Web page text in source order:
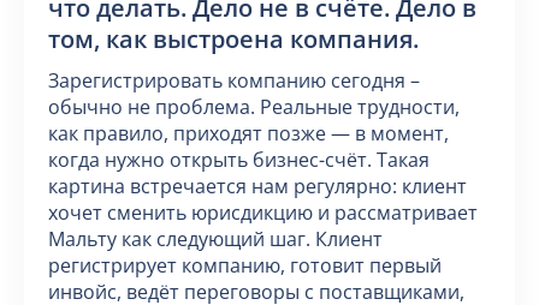
что делать. Дело не в счёте. Дело в
том, как выстроена компания.
Зарегистрировать компанию сегодня –
обычно не проблема. Реальные трудности,
как правило, приходят позже — в момент,
когда нужно открыть бизнес-счёт. Такая
картина встречается нам регулярно: клиент
хочет сменить юрисдикцию и рассматривает
Мальту как следующий шаг. Клиент
регистрирует компанию, готовит первый
инвойс, ведёт переговоры с поставщиками,